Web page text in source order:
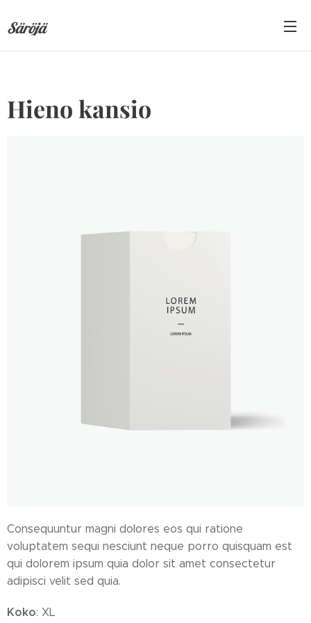
Säröjä
Hieno kansio
Consequuntur magni dolores eos qui ratione
voluptatem sequi nesciunt neque porro quisquam est
qui dolorem ipsum quia dolor sit amet consectetur
adipisci velit sed quia.
Koko: XL